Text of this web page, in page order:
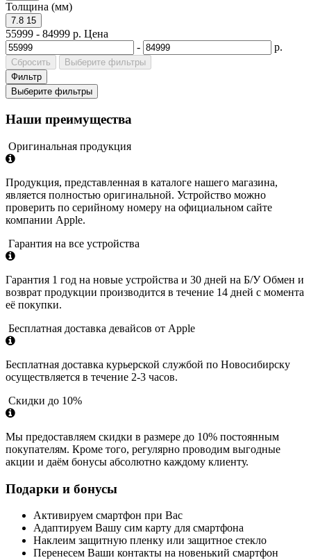
Толщина (мм)
7.8 15
55999 - 84999 р. Цена
-
р.
Сбросить
Выберите фильтры
Фильтр
Выберите фильтры
Наши преимущества
Оригинальная продукция
Продукция, представленная в каталоге нашего магазина,
является полностью оригинальной. Устройство можно
проверить по серийному номеру на официальном сайте
компании Apple.
Гарантия на все устройства
Гарантия 1 год на новые устройства и 30 дней на Б/У Обмен и
возврат продукции производится в течение 14 дней с момента
её покупки.
Бесплатная доставка девайсов от Apple
Бесплатная доставка курьерской службой по Новосибирску
осуществляется в течение 2-3 часов.
Скидки до 10%
Мы предоставляем скидки в размере до 10% постоянным
покупателям. Кроме того, регулярно проводим выгодные
акции и даём бонусы абсолютно каждому клиенту.
Подарки и бонусы
Активируем смартфон при Вас
Адаптируем Вашу сим карту для смартфона
Наклеим защитную пленку или защитное стекло
Перенесем Ваши контакты на новенький смартфон